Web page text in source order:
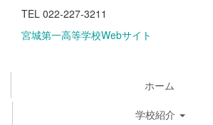
TEL 022-227-3211
宮城第一高等学校Webサイト
ホーム
学校紹介